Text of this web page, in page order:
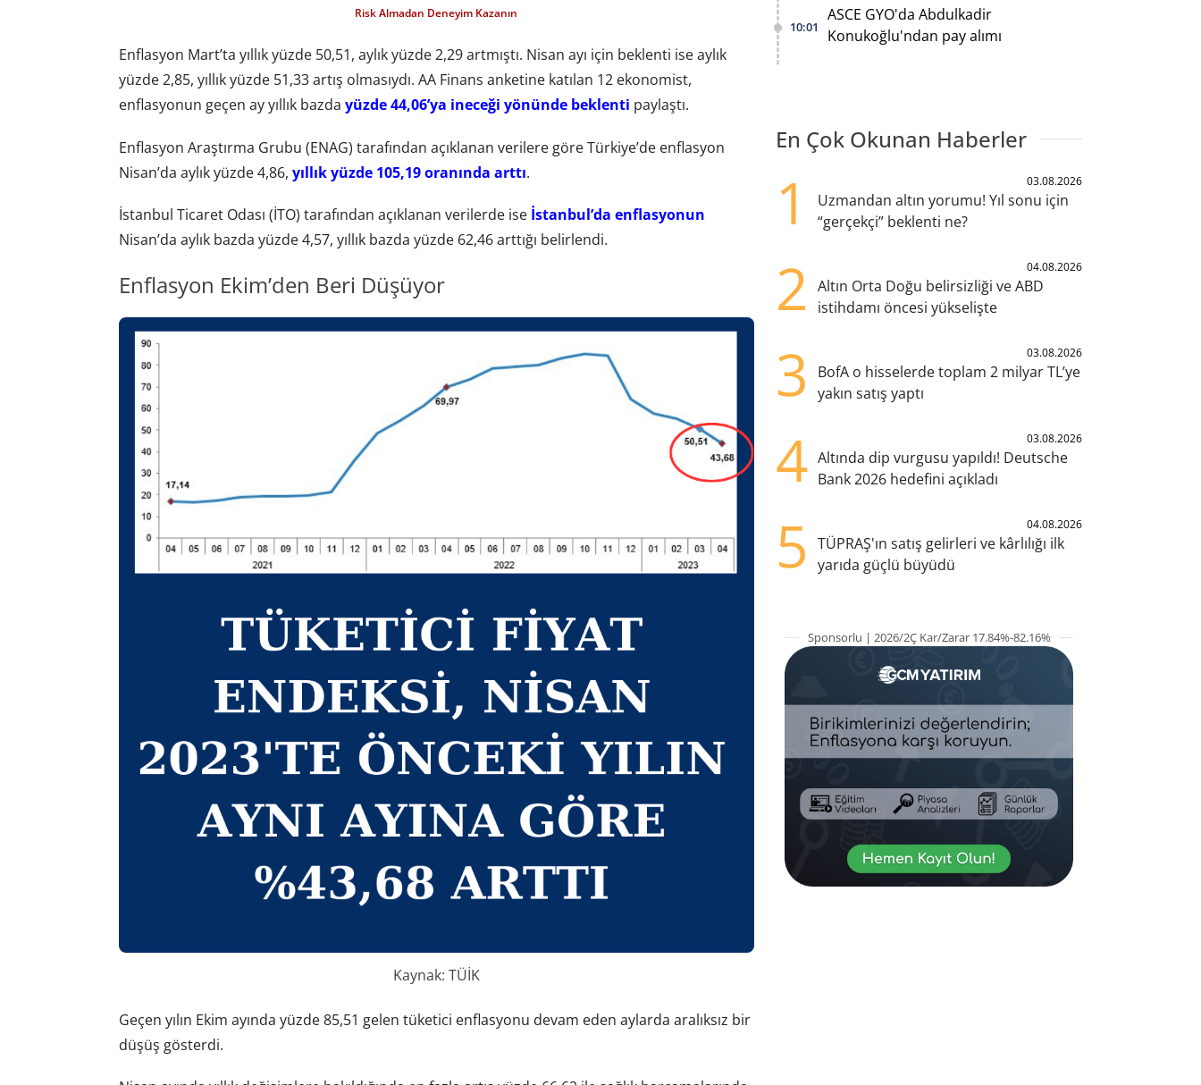
Risk Almadan Deneyim Kazanın
Enflasyon Mart’ta yıllık yüzde 50,51, aylık yüzde 2,29 artmıştı. Nisan ayı için beklenti ise aylık
yüzde 2,85, yıllık yüzde 51,33 artış olmasıydı. AA Finans anketine katılan 12 ekonomist,
enflasyonun geçen ay yıllık bazda yüzde 44,06’ya ineceği yönünde beklenti paylaştı.
Enflasyon Araştırma Grubu (ENAG) tarafından açıklanan verilere göre Türkiye’de enflasyon
Nisan’da aylık yüzde 4,86, yıllık yüzde 105,19 oranında arttı.
İstanbul Ticaret Odası (İTO) tarafından açıklanan verilerde ise İstanbul’da enflasyonun
Nisan’da aylık bazda yüzde 4,57, yıllık bazda yüzde 62,46 arttığı belirlendi.
Enflasyon Ekim’den Beri Düşüyor
Kaynak: TÜİK
Geçen yılın Ekim ayında yüzde 85,51 gelen tüketici enflasyonu devam eden aylarda aralıksız bir
düşüş gösterdi.
10:01
ASCE GYO'da Abdulkadir
Konukoğlu'ndan pay alımı
En Çok Okunan Haberler
1 03.08.2026
Uzmandan altın yorumu! Yıl sonu için
“gerçekçi” beklenti ne?
2 04.08.2026
Altın Orta Doğu belirsizliği ve ABD
istihdamı öncesi yükselişte
3 03.08.2026
BofA o hisselerde toplam 2 milyar TL’ye
yakın satış yaptı
4 03.08.2026
Altında dip vurgusu yapıldı! Deutsche
Bank 2026 hedefini açıkladı
5 04.08.2026
TÜPRAŞ'ın satış gelirleri ve kârlılığı ilk
yarıda güçlü büyüdü
Sponsorlu | 2026/2Ç Kar/Zarar 17.84%-82.16%